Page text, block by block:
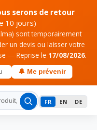
serons de retour
10 jours)
sont temporairement
un devis ou laisser votre
— Reprise le 17/08/2026.
🔔 Me prévenir
FR EN DE